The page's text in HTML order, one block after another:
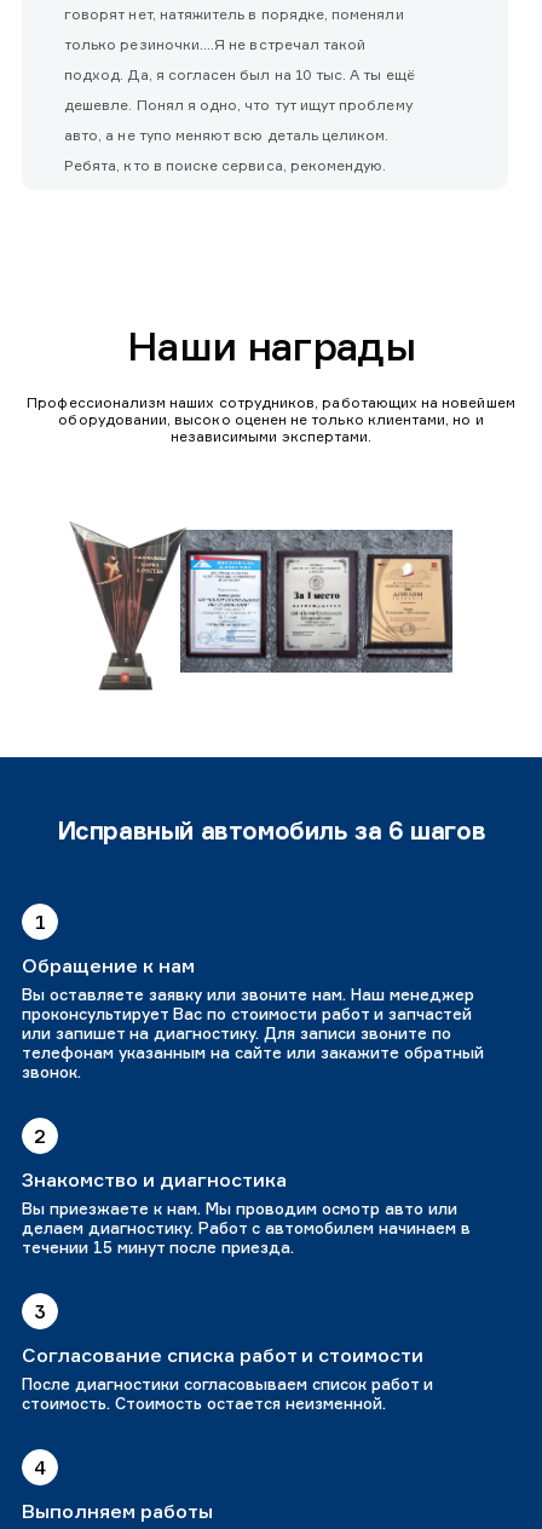
говорят нет, натяжитель в порядке, поменяли
только резиночки....Я не встречал такой
подход. Да, я согласен был на 10 тыс. А ты ещё
дешевле. Понял я одно, что тут ищут проблему
авто, а не тупо меняют всю деталь целиком.
Ребята, кто в поиске сервиса, рекомендую.
Наши награды
Профессионализм наших сотрудников, работающих на новейшем
оборудовании, высоко оценен не только клиентами, но и
независимыми экспертами.
Исправный автомобиль за 6 шагов
1
Обращение к нам
Вы оставляете заявку или звоните нам. Наш менеджер
проконсультирует Вас по стоимости работ и запчастей
или запишет на диагностику. Для записи звоните по
телефонам указанным на сайте или закажите обратный
звонок.
2
Знакомство и диагностика
Вы приезжаете к нам. Мы проводим осмотр авто или
делаем диагностику. Работ с автомобилем начинаем в
течении 15 минут после приезда.
3
Согласование списка работ и стоимости
После диагностики согласовываем список работ и
стоимость. Стоимость остается неизменной.
4
Выполняем работы